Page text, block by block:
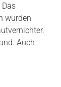
wurden
Auch